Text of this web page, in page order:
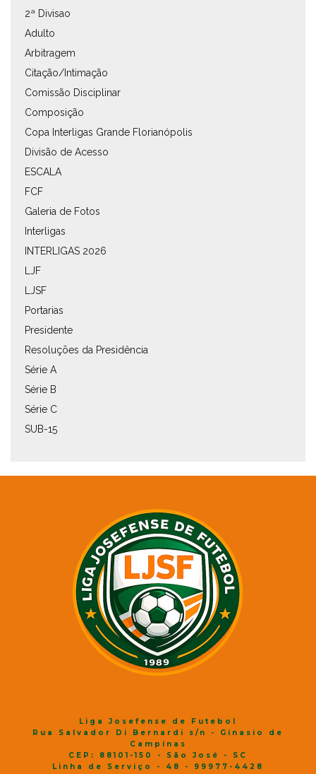
2ª Divisao
Adulto
Arbitragem
Citação/Intimação
Comissão Disciplinar
Composição
Copa Interligas Grande Florianópolis
Divisão de Acesso
ESCALA
FCF
Galeria de Fotos
Interligas
INTERLIGAS 2026
LJF
LJSF
Portarias
Presidente
Resoluções da Presidência
Série A
Série B
Série C
SUB-15
Liga Josefense de Futebol
Rua Salvador Di Bernardi s/n - Ginasio de
Campinas
CEP: 88101-150 - São José - SC
Linha de Serviço - 48 - 99977-4428